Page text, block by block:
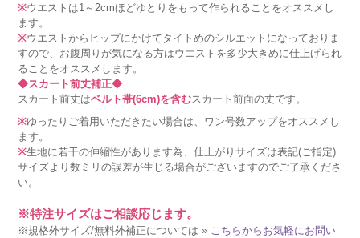
※ウエストは1～2cmほどゆとりをもって作られることをオススメし
ます。
※ウエストからヒップにかけてタイトめのシルエットになっておりま
すので、お腹周りが気になる方はウエストを多少大きめに仕上げられ
ることをオススメします。
◆スカート前丈補正◆
スカート前丈はベルト帯(6cm)を含むスカート前面の丈です。
※ゆったりご着用いただきたい場合は、ワン号数アップをオススメし
ます。
※生地に若干の伸縮性があります為、仕上がりサイズは表記(ご指定)
サイズより数ミリの誤差が生じる場合がございますのでご了承くださ
い。
※特注サイズはご相談応じます。
※規格外サイズ/無料外補正については » こちらからお気軽にお問い